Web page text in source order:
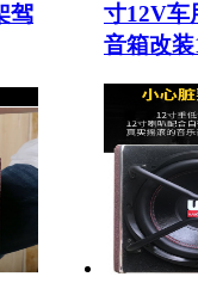
驾
寸12V车
音箱改